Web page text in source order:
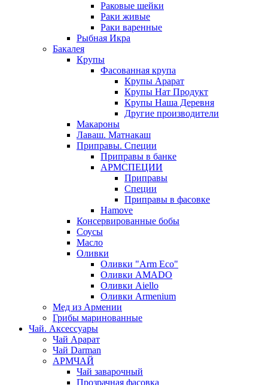
Раковые шейки
Раки живые
Раки варенные
Рыбная Икра
Бакалея
Крупы
Фасованная крупа
Крупы Арарат
Крупы Нат Продукт
Крупы Наша Деревня
Другие производители
Макароны
Лаваш. Матнакаш
Приправы. Специи
Приправы в банке
АРМСПЕЦИИ
Приправы
Специи
Приправы в фасовке
Hamove
Консервированные бобы
Соусы
Масло
Оливки
Оливки "Arm Eco"
Оливки AMADO
Оливки Aiello
Оливки Armenium
Мед из Армении
Грибы маринованные
Чай. Аксессуары
Чай Арарат
Чай Darman
АРМЧАЙ
Чай заварочный
Прозрачная фасовка